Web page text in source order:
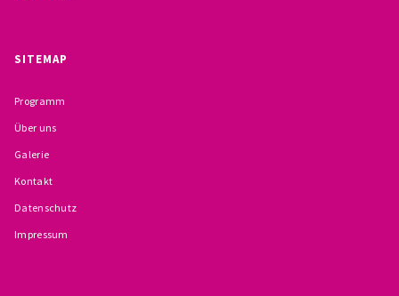
INSTITUTIONELLES SCHUTZKONZEPT
VERHALTENSKODEX FÜR HAUPTAMTLICHE
VERPFLICHTUNGSERKLÄRUNG UND
SITEMAP
Programm
Über uns
Galerie
Kontakt
Datenschutz
Impressum